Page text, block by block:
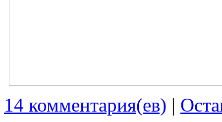
14 комментария(ев) |